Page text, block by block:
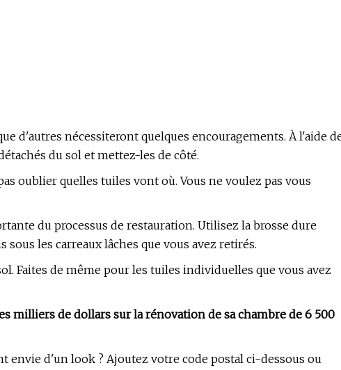
d'autres nécessiteront quelques encouragements. À l'aide
du sol et mettez-les de côté.
oublier quelles tuiles vont où. Vous ne voulez pas vous
du processus de restauration. Utilisez la brosse dure
les carreaux lâches que vous avez retirés.
Faites de même pour les tuiles individuelles que vous avez
milliers de dollars sur la rénovation de sa chambre de 6 500
envie d'un look ? Ajoutez votre code postal ci-dessous ou